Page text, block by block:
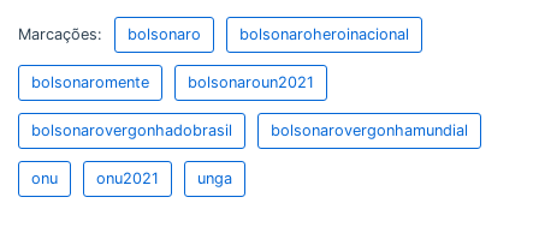
Marcações: bolsonaro bolsonaroheroinacional
bolsonaromente bolsonaroun2021
bolsonarovergonhadobrasil bolsonarovergonhamundial
onu onu2021 unga